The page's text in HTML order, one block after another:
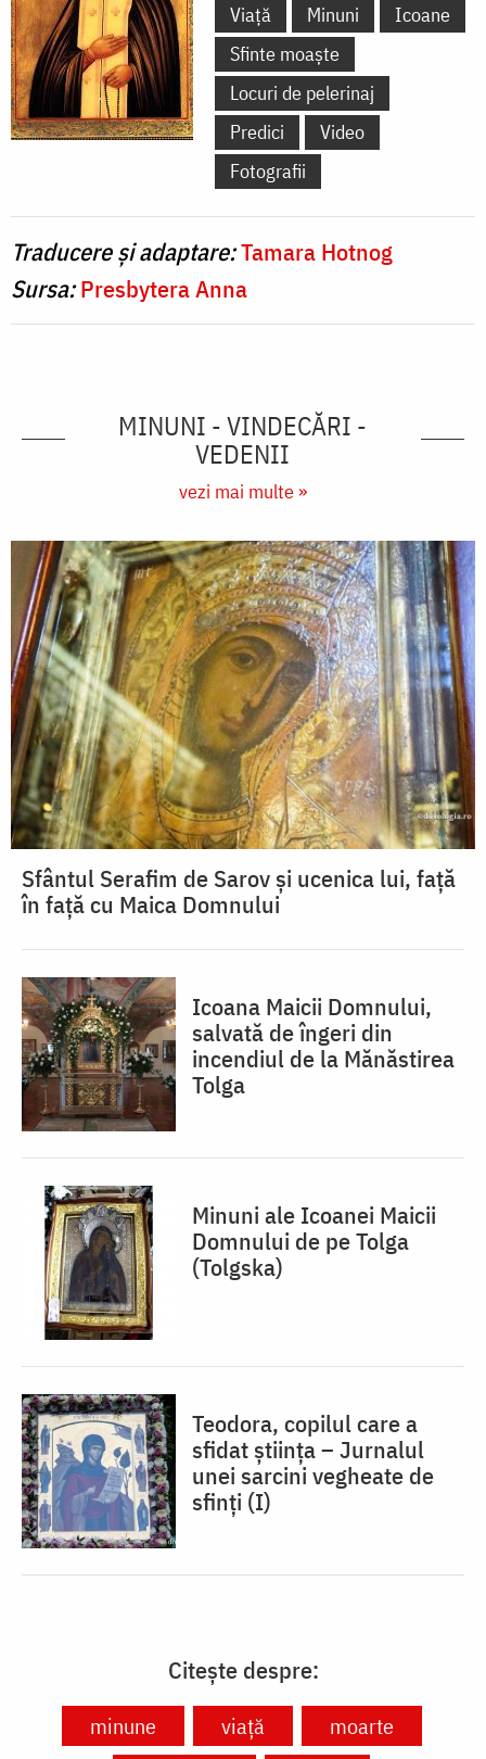
Viață
Minuni
Icoane
Sfinte moaște
Locuri de pelerinaj
Predici
Video
Fotografii
Traducere și adaptare:Tamara Hotnog
Sursa:Presbytera Anna
MINUNI - VINDECĂRI -
VEDENII
vezi mai multe »
Sfântul Serafim de Sarov și ucenica lui, față
în față cu Maica Domnului
Icoana Maicii Domnului,
salvată de îngeri din
incendiul de la Mănăstirea
Tolga
Minuni ale Icoanei Maicii
Domnului de pe Tolga
(Tolgska)
Teodora, copilul care a
sfidat știința – Jurnalul
unei sarcini vegheate de
sfinți (I)
Citește despre:
minune viață
moarte